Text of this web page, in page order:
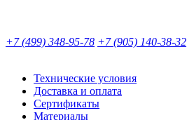
+7 (499) 348-95-78 +7 (905) 140-38-32
Технические условия
Доставка и оплата
Сертификаты
Материалы